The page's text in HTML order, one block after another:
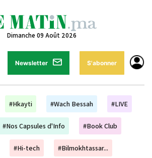
Dimanche 09 Août 2026
Newsletter S'abonner
#Hkayti #Wach Bessah #LIVE
#Nos Capsules d'Info #Book Club
#Hi-tech #Bilmokhtassar...